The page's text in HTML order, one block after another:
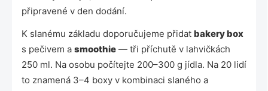
připravené v den dodání.
K slanému základu doporučujeme přidat bakery box
s pečivem a smoothie — tři příchutě v lahvičkách
250 ml. Na osobu počítejte 200–300 g jídla. Na 20 lidí
to znamená 3–4 boxy v kombinaci slaného a